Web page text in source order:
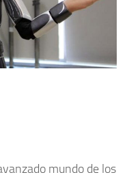
mundo de los